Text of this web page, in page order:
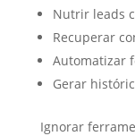
Nutrir leads
Recuperar
Automatizar
Gerar
Ignorar